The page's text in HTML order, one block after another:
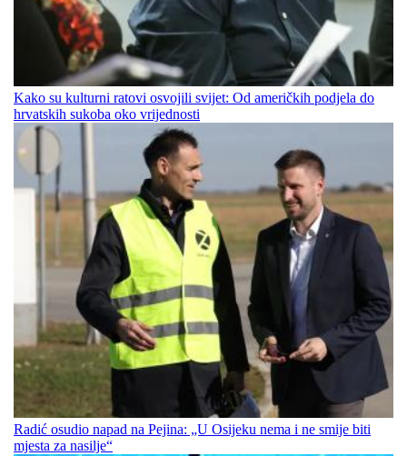
Kako su kulturni ratovi osvojili svijet: Od američkih podjela do
hrvatskih sukoba oko vrijednosti
Radić osudio napad na Pejina: „U Osijeku nema i ne smije biti
mjesta za nasilje“